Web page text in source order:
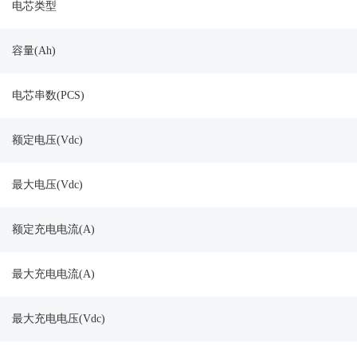
电芯类型
容量(Ah)
电芯串数(PCS)
额定电压(Vdc)
最大电压(Vdc)
额定充电电流(A)
最大充电电流(A)
最大充电电压(Vdc)